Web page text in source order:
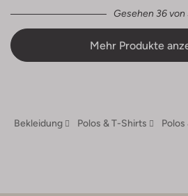
Gesehen 36 von
Mehr Produkte
Bekleidung Polos & T-Shirts